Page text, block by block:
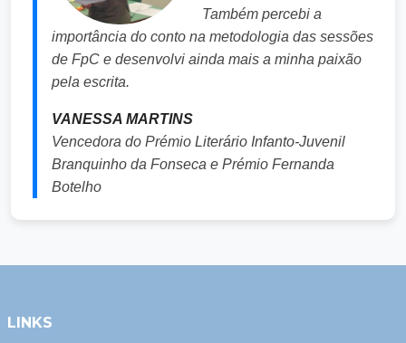
Também percebi a
importância do conto na metodologia das sessões
de FpC e desenvolvi ainda mais a minha paixão
pela escrita.
VANESSA MARTINS
Vencedora do Prémio Literário Infanto-Juvenil
Branquinho da Fonseca e Prémio Fernanda
Botelho
LINKS